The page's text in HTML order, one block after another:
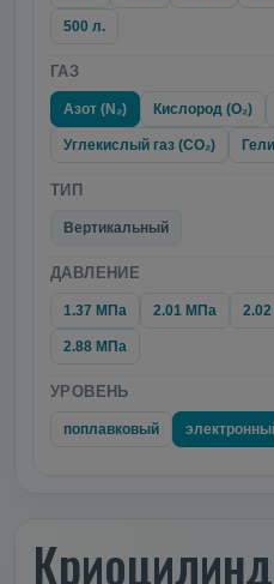
500 л.
ГАЗ
Азот (N₂) Кислород (O₂)
Углекислый газ (CO₂)
ТИП
Вертикальный
ДАВЛЕНИЕ
1.37 МПа 2.01 МПа
2.88 МПа
УРОВЕНЬ
поплавковый